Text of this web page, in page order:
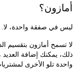
صفقة واحدة، لا.
أمازون بتقسيم الدفع بين
تلو الأخرى لمشتريات